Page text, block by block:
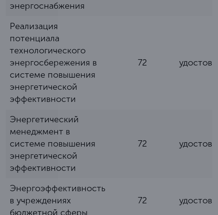
энергоснабжения
Реализация
потенциала
технологического
энергосбережения в
системе повышения
энергетической
эффективности
72
Энергетический
менеджмент в
системе повышения
энергетической
эффективности
72
Энергоэффективность
в учреждениях
бюджетной сферы
72